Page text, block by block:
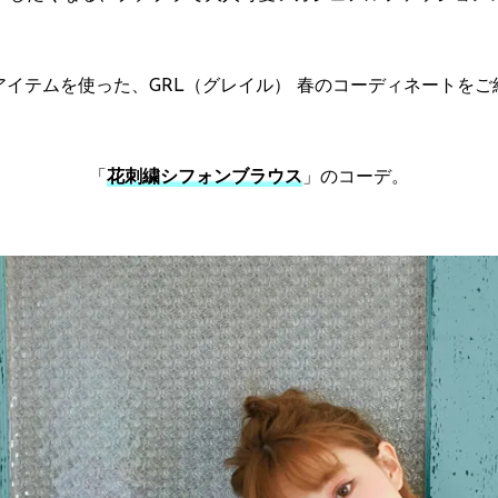
イテムを使った、GRL（グレイル） 春のコーディネートをご
「 花刺繍シフォンブラウス」のコーデ。